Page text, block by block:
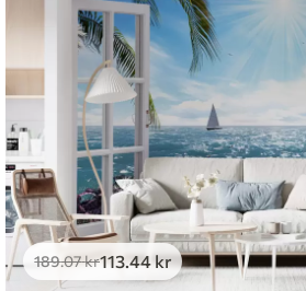
med en blød svamp. Tapeter med
.33 269.00kr/m²
189.07kr113 .44 kr